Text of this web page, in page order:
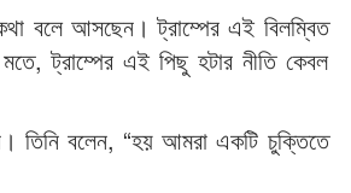
কথা বলে আসছেন। ট্রাম্পের এই বিলম্বিত
মতে, ট্রাম্পের এই পিছু হটার নীতি কেবল
তিনি বলেন, “হয় আমরা একটি চুক্তিতে